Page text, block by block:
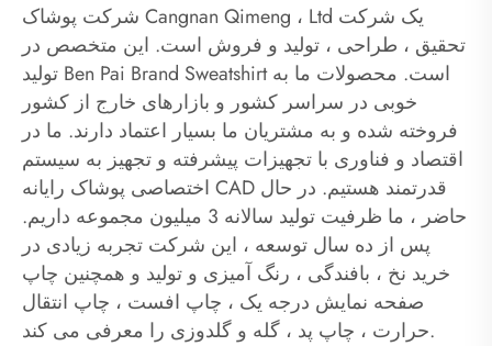
شرکت پوشاک Cangnan Qimeng ، Ltd یک شرکت
تحقیق ، طراحی ، تولید و فروش است. این متخصص در
تولید Ben Pai Brand Sweatshirt است. محصولات ما به
خوبی در سراسر کشور و بازارهای خارج از کشور
فروخته شده و به مشتریان ما بسیار اعتماد دارند. ما در
اقتصاد و فناوری با تجهیزات پیشرفته و تجهیز به سیستم
اختصاصی پوشاک رایانه CAD قدرتمند هستیم. در حال
حاضر ، ما ظرفیت تولید سالانه 3 میلیون مجموعه داریم.
پس از ده سال توسعه ، این شرکت تجربه زیادی در
خرید نخ ، بافندگی ، رنگ آمیزی و تولید و همچنین چاپ
صفحه نمایش درجه یک ، چاپ افست ، چاپ انتقال
حرارت ، چاپ پد ، گله و گلدوزی را معرفی می کند.